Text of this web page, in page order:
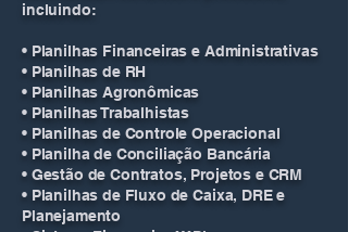
incluindo:
• Planilhas Financeiras e Administrativas
• Planilhas de RH
• Planilhas Agronômicas
• Planilhas Trabalhistas
• Planilhas de Controle Operacional
• Planilha de Conciliação Bancária
• Gestão de Contratos, Projetos e CRM
• Planilhas de Fluxo de Caixa, DRE e
Planejamento